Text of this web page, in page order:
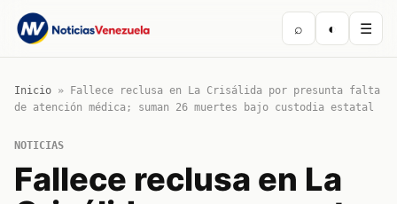
⌕ ◐ ☰
Inicio »
Fallece reclusa en La Crisálida por presunta falta
de atención médica; suman 26 muertes bajo custodia estatal
NOTICIAS
Fallece reclusa en La